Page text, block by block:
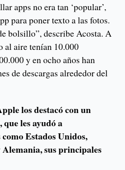
apps no era tan ‘popular’,
para poner texto a las fotos.
bolsillo”, describe Acosta. A
al aire tenían 10.000
y en ocho años han
de descargas alrededor del
los destacó con un
les ayudó a
Estados Unidos,
sus principales